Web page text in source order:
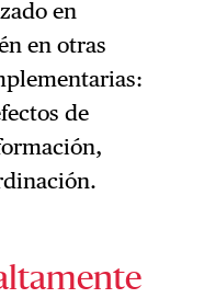
en
en otras
de